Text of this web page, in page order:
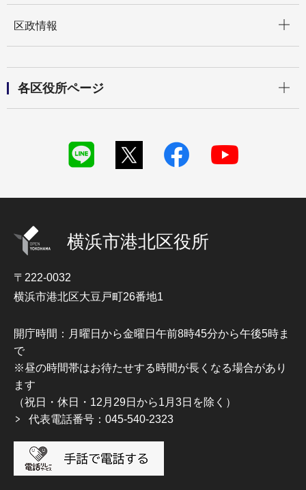
区政情報
各区役所ページ
横浜市港北区役所
〒222-0032
横浜市港北区大豆戸町26番地1
開庁時間：月曜日から金曜日午前8時45分から午後5時ま
で
※昼の時間帯はお待たせする時間が長くなる場合があり
ます
（祝日・休日・12月29日から1月3日を除く）
代表電話番号：045-540-2323